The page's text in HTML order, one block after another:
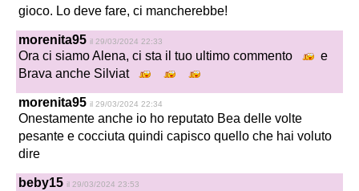
gioco. Lo deve fare, ci mancherebbe!
morenita95 il 29/03/2024 22:33
Ora ci siamo Alena, ci sta il tuo ultimo commento
e
Brava anche Silviat
morenita95 il 29/03/2024 22:34
Onestamente anche io ho reputato Bea delle volte
pesante e cocciuta quindi capisco quello che hai voluto
dire
beby15 il 29/03/2024 23:53